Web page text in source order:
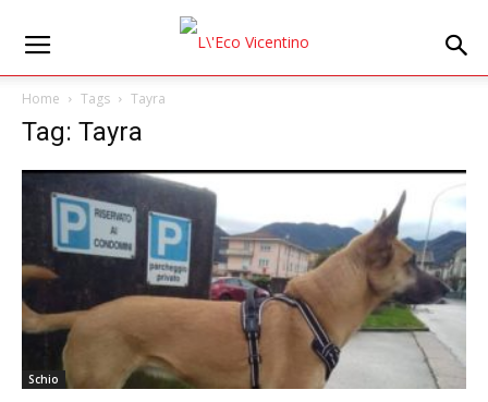
Home Tags Tayra
Tag: Tayra
Schio